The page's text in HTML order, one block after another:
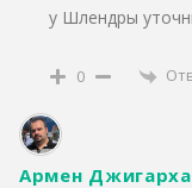
у Шлендры
0
Армен